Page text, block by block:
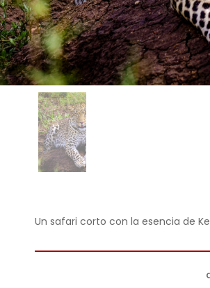
Un safari corto con la esencia de